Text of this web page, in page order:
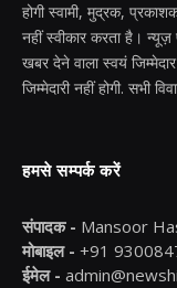
होगी स्वामी, मुद्रक,
नहीं स्वीकार करता है। न्यूज़
खबर देने वाला स्वयं
जिम्मेदारी नहीं होगी. सभी
हमसे सम्पर्क करें
संपादक - Mansoor
मोबाइल - +91
ईमेल -